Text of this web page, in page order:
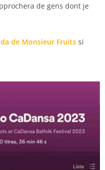
de gens dont je
de Monsieur Fruits si